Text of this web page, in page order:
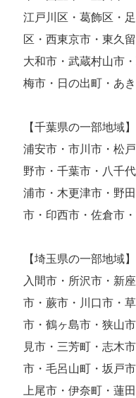
江戸川区・葛飾区・
区・西東京市・東久
大和市・武蔵村山市
梅市・日の出町・あ
【千葉県の一部地域】
浦安市・市川市・松
野市・千葉市・八千
浦市・木更津市・野
市・印西市・佐倉市
【埼玉県の一部地域】
入間市・所沢市・新
市・蕨市・川口市・
市・鶴ヶ島市・狭山
見市・三芳町・志木
市・毛呂山町・坂戸
上尾市・伊奈町・蓮